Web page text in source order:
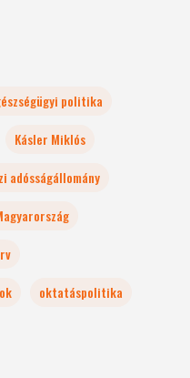
politika
Kásler Miklós
adósságállomány
oktatáspolitika